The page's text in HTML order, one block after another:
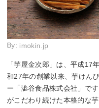
By: imokin.jp
「芋屋金次郎」は、平成17
和27年の創業以来、芋けん
ー「澁谷食品株式会社」で
がこだわり続けた本格的な